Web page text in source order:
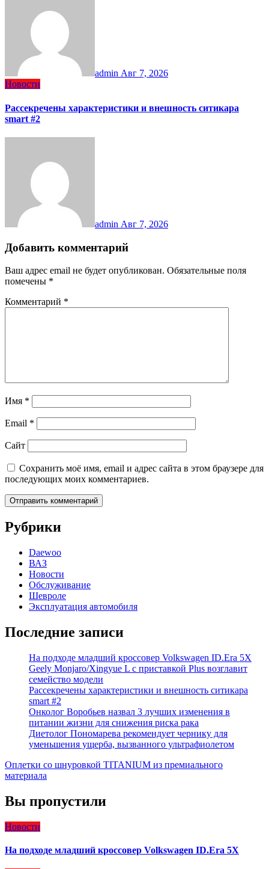
admin Авг 7, 2026
Новости
Рассекречены характеристики и внешность ситикара
smart #2
admin Авг 7, 2026
Добавить комментарий
Ваш адрес email не будет опубликован. Обязательные поля
помечены *
Комментарий *
Имя *
Email *
Сайт
Сохранить моё имя, email и адрес сайта в этом браузере для
последующих моих комментариев.
Рубрики
Daewoo
ВАЗ
Новости
Обслуживание
Шевроле
Эксплуатация автомобиля
Последние записи
На подходе младший кроссовер Volkswagen ID.Era 5X
Geely Monjaro/Xingyue L с приставкой Plus возглавит
семейство модели
Рассекречены характеристики и внешность ситикара
smart #2
Онколог Воробьев назвал 3 лучших изменения в
питании жизни для снижения риска рака
Диетолог Пономарева рекомендует чернику для
уменьшения ущерба, вызванного ультрафиолетом
Оплетки со шнуровкой TITANIUM из премиального
материала
Вы пропустили
Новости
На подходе младший кроссовер Volkswagen ID.Era 5X